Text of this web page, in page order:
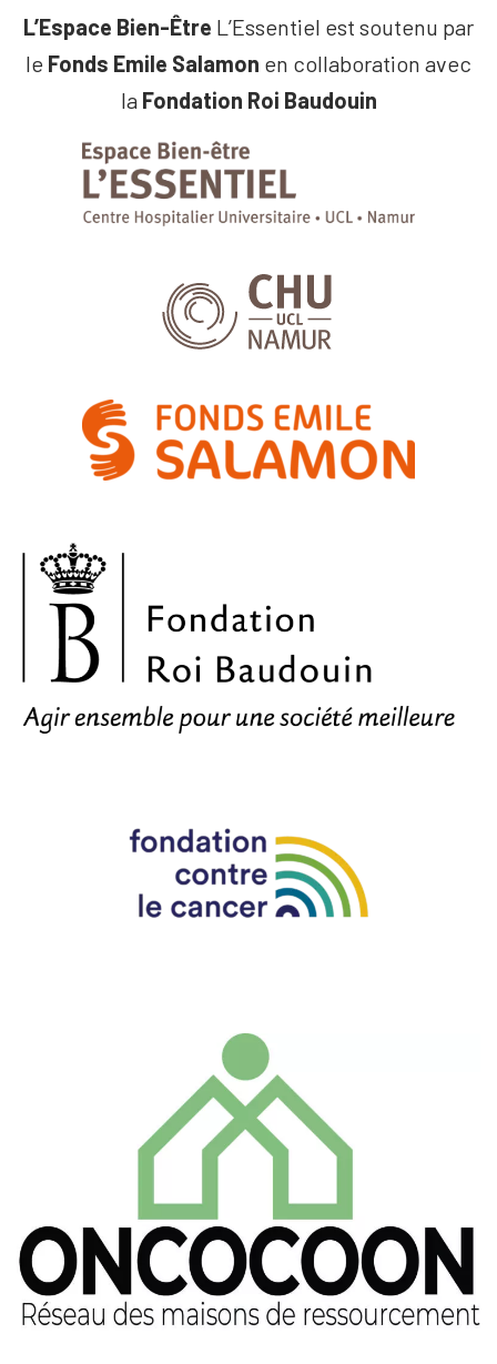
L’Espace Bien-Être L’Essentiel est soutenu par
le Fonds Emile Salamon en collaboration avec
la Fondation Roi Baudouin